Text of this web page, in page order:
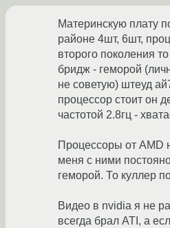
Материнскую плату
районе 4шт, 6шт,
второго поколения
бридж - геморой
не советую) штеуд
процессор стоит он
частотой 2.8гц -
Процессоры от AMD
меня с ними
геморой. То куллер
Видео в nvidia я не
всегда брал ATI, а